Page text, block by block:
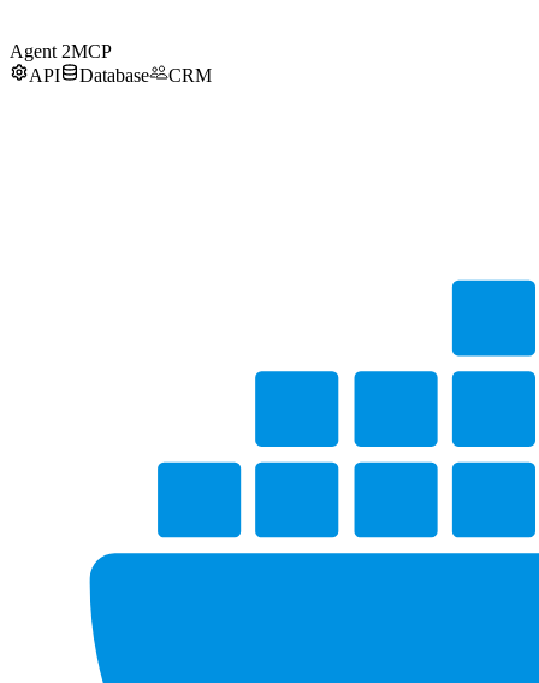
Agent 2MCP
API
Database CRM